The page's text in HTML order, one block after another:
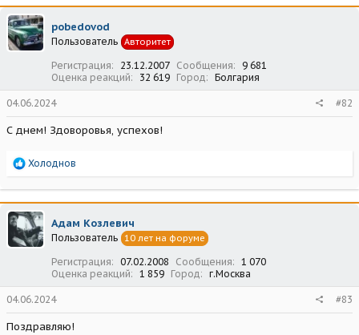
к
ц
и
и
pobedovod
Пользователь Авторитет
Регистрация 23.12.2007 Сообщения
9 681
Оценка реакций
32 619 Город Болгария
04.06.2024 #82
С днем! Здоворовья, успехов!
Р
а
к
ц
и
и
Холоднов
Адам Козлевич
Пользователь 10 лет на форуме
Регистрация 07.02.2008 Сообщения
1 070
Оценка реакций
1 859 Город г.Москва
04.06.2024 #83
Поздравляю!